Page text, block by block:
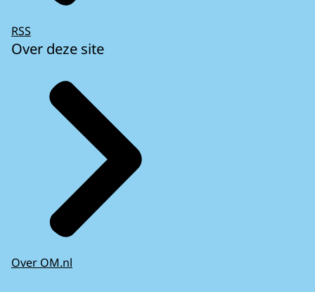
RSS
Over deze site
Over OM.nl